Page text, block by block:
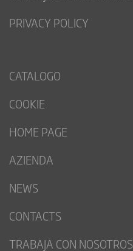
PRIVACY POLICY
CATALOGO
COOKIE
HOME PAGE
AZIENDA
NEWS
CONTACTS
TRABAJA CON NOSOTROS